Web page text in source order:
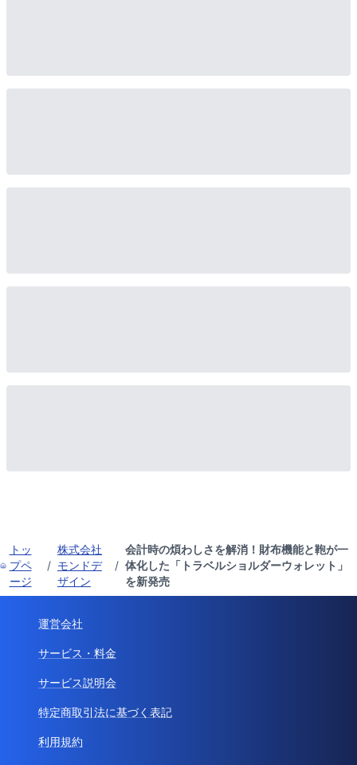
トッ
プペ
ージ
/
株式会社
モンドデ
ザイン
/
会計時の煩わしさを解消！財布機能と鞄が一
体化した「トラベルショルダーウォレット」
を新発売
運営会社
サービス・料金
サービス説明会
特定商取引法に基づく表記
利用規約